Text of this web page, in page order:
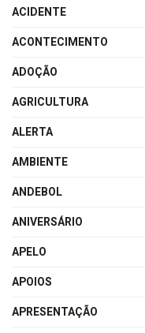
ACIDENTE
ACONTECIMENTO
ADOÇÃO
AGRICULTURA
ALERTA
AMBIENTE
ANDEBOL
ANIVERSÁRIO
APELO
APOIOS
APRESENTAÇÃO